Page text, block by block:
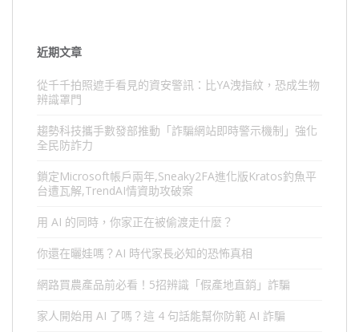
近期文章
從千千拍照遮手看見的資安警訊：比YA洩指紋，恐成生物
辨識罩門
趨勢科技攜手數發部推動「詐騙網站即時警示機制」強化
全民防詐力
鎖定Microsoft帳戶兩年,Sneaky2FA進化版Kratos釣魚平
台遭瓦解,TrendAI情資助攻破案
用 AI 的同時，你家正在被偷渡走什麼？
你還在曬娃嗎？AI 時代家長必知的恐怖真相
網路買農產品前必看！5招辨識「假產地直銷」詐騙
家人開始用 AI 了嗎？這 4 句話能幫你防範 AI 詐騙